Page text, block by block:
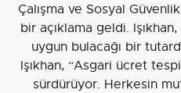
Çalışma ve Sosyal
bir açıklama geldi.
uygun bulacağı bir
Işıkhan, “Asgari ücret
sürdürüyor. Herkesin